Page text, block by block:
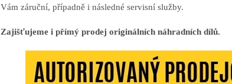
Vám záruční, případně i následné servisní služby.
Zajišťujeme i přímý prodej originálních náhradních dílů.